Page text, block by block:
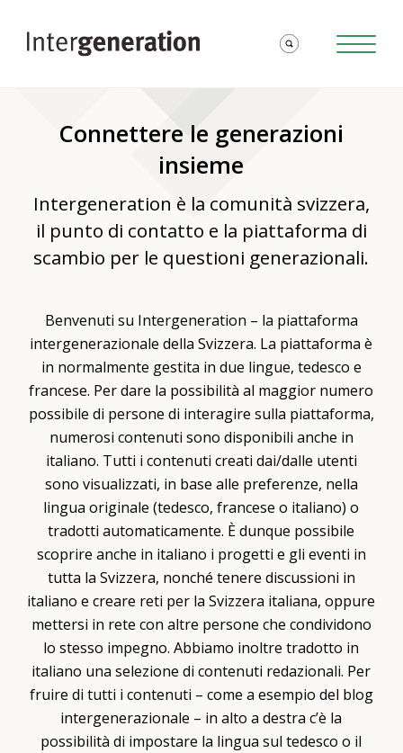
Connettere le generazioni
insieme
Intergeneration è la comunità svizzera,
il punto di contatto e la piattaforma di
scambio per le questioni generazionali.
Benvenuti su Intergeneration – la piattaforma
intergenerazionale della Svizzera. La piattaforma è
in normalmente gestita in due lingue, tedesco e
francese. Per dare la possibilità al maggior numero
possibile di persone di interagire sulla piattaforma,
numerosi contenuti sono disponibili anche in
italiano. Tutti i contenuti creati dai/dalle utenti
sono visualizzati, in base alle preferenze, nella
lingua originale (tedesco, francese o italiano) o
tradotti automaticamente. È dunque possibile
scoprire anche in italiano i progetti e gli eventi in
tutta la Svizzera, nonché tenere discussioni in
italiano e creare reti per la Svizzera italiana, oppure
mettersi in rete con altre persone che condividono
lo stesso impegno. Abbiamo inoltre tradotto in
italiano una selezione di contenuti redazionali. Per
fruire di tutti i contenuti – come a esempio del blog
intergenerazionale – in alto a destra c’è la
possibilità di impostare la lingua sul tedesco o il